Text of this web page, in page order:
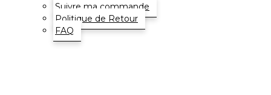
Suivre ma commande
Politique de Retour
FAQ